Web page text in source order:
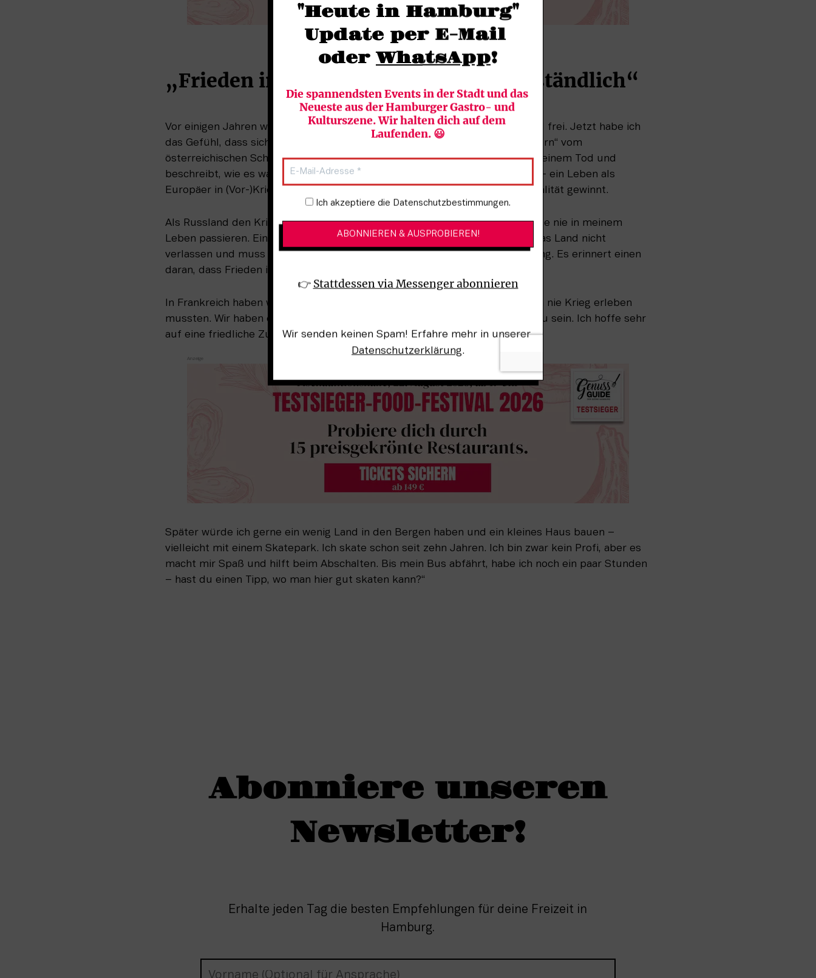
„Frieden in Europa ist nicht selbstverständlich“
Vor einigen Jahren wirkte die Welt aus europäischer Sicht noch so offen und frei. Jetzt habe ich
das Gefühl, dass sich das verändert hat. Ich lese gerade „Die Welt von Gestern“ vom
österreichischen Schriftsteller Stefan Zweig. Er schrieb das Buch kurz vor seinem Tod und
beschreibt, wie es war, Anfang des 20. Jahrhunderts in Wien aufzuwachsen – ein Leben als
Europäer in (Vor-)Kriegszeiten. Es ist traurig, dass das Buch wieder an Aktualität gewinnt.
Als Russland den Krieg begann, war das ein Schock. Ich dachte, so was würde nie in meinem
Leben passieren. Ein Freund von mir ist Ukrainer und lebt in Kiew. Er darf das Land nicht
verlassen und muss kämpfen. Das ist eine gruselige und surreale Vorstellung. Es erinnert einen
daran, dass Frieden in Europa nicht selbstverständlich ist.
In Frankreich haben wir einen Präsidenten, dessen Eltern und er selbst noch nie Krieg erleben
mussten. Wir haben eigentlich Glück, im richtigen Augenblick auf der Welt zu sein. Ich hoffe sehr
auf eine friedliche Zukunft.
Später würde ich gerne ein wenig Land in den Bergen haben und ein kleines Haus bauen –
vielleicht mit einem Skatepark. Ich skate schon seit zehn Jahren. Ich bin zwar kein Profi, aber es
macht mir Spaß und hilft beim Abschalten. Bis mein Bus abfährt, habe ich noch ein paar Stunden
– hast du einen Tipp, wo man hier gut skaten kann?“
"Heute in Hamburg"
Update per E-Mail
oder WhatsApp!
Die spannendsten Events in der Stadt und das
Neueste aus der Hamburger Gastro- und
Kulturszene. Wir halten dich auf dem
Laufenden. 😃
Newsletter-Anmeldung
Ich akzeptiere die Datenschutzbestimmungen.
👉 Stattdessen via Messenger abonnieren
Wir senden keinen Spam! Erfahre mehr in unserer
Datenschutzerklärung.
Abonniere unseren
Newsletter!
Erhalte jeden Tag die besten Empfehlungen für deine Freizeit in
Hamburg.